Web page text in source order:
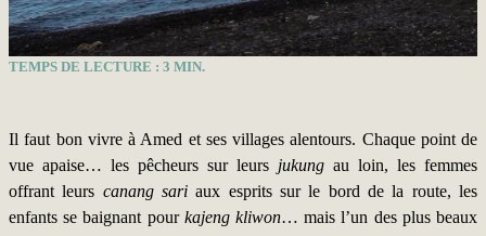
TEMPS DE LECTURE : 3 MIN.
Il faut bon vivre à Amed et ses villages alentours. Chaque point de
vue apaise… les pêcheurs sur leurs jukung au loin, les femmes
offrant leurs canang sari aux esprits sur le bord de la route, les
enfants se baignant pour kajeng kliwon… mais l’un des plus beaux